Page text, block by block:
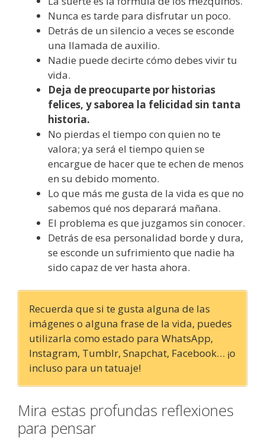
Nunca es tarde para disfrutar un poco.
Detrás de un silencio a veces se esconde
una llamada de auxilio.
Nadie puede decirte cómo debes vivir tu
vida.
Deja de preocuparte por historias
felices, y saborea la felicidad sin tanta
historia.
No pierdas el tiempo con quien no te
valora; ya será el tiempo quien se
encargue de hacer que te echen de menos
en su debido momento.
Lo que más me gusta de la vida es que no
sabemos qué nos deparará mañana.
El problema es que juzgamos sin conocer.
Detrás de esa personalidad borde y dura,
se esconde un sufrimiento que nadie ha
sido capaz de ver hasta ahora.
Recuerda que si te gusta alguna de las
imágenes o alguna frase de la vida, puedes
utilizarla como estado para WhatsApp,
Instagram, Tumblr, Snapchat, Facebook… ¡o
incluso para un tatuaje!
Mira estas profundas reflexiones
para pensar